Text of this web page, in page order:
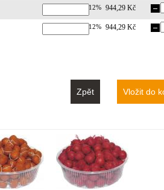
12% 944,29 Kč
12% 944,29 Kč